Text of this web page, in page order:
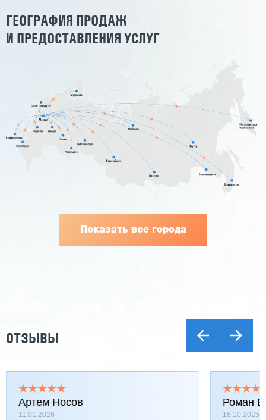
ГЕОГРАФИЯ ПРОДАЖ
И ПРЕДОСТАВЛЕНИЯ УСЛУГ
Показать все города
ОТЗЫВЫ
Артем Носов
11.01.2026
Роман
18.10.2025